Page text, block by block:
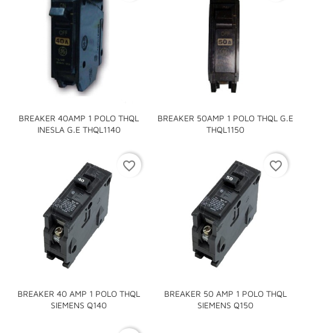
BREAKER 40AMP 1 POLO THQL
INESLA G.E THQL1140

BREAKER 50AMP 1 POLO THQL G.E
THQL1150

BREAKER 40 AMP 1 POLO THQL
SIEMENS Q140

favorite_border
BREAKER 50 AMP 1 POLO THQL
SIEMENS Q150

favorite_border